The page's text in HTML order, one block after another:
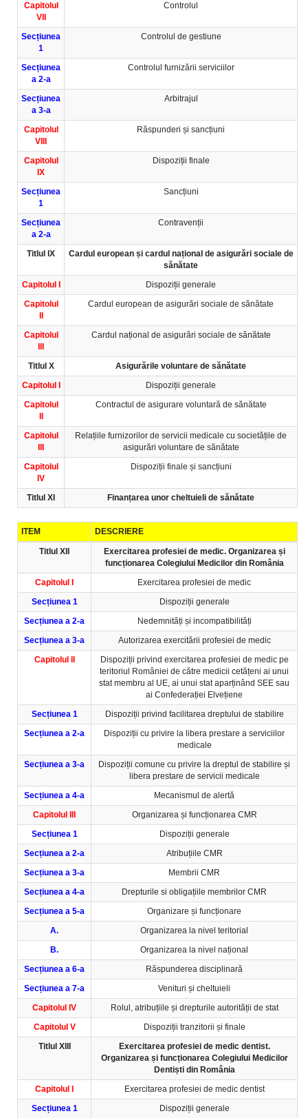
Capitolul
VII
Controlul
Secțiunea
1
Controlul de gestiune
Secțiunea
a 2-a
Controlul furnizării serviciilor
Secțiunea
a 3-a
Arbitrajul
Capitolul
VIII
Răspunderi și sancțiuni
Capitolul
IX
Dispoziții finale
Secțiunea
1
Sancțiuni
Secțiunea
a 2-a
Contravenții
Titlul IX
Cardul european și cardul național de asigurări sociale de
sănătate
Capitolul I
Dispoziții generale
Capitolul
Cardul european de asigurări sociale de sănătate
Capitolul
Cardul național de asigurări sociale de sănătate
Titlul X
Asigurările voluntare de sănătate
Capitolul I
Dispoziții generale
Capitolul
Contractul de asigurare voluntară de sănătate
Capitolul
Relațiile furnizorilor de servicii medicale cu societățile de
asigurări voluntare de sănătate
Capitolul
IV
Dispoziții finale și sancțiuni
Titlul XI Finanțarea unor cheltuieli de sănătate
ITEM DESCRIERE
Titlul XII
Exercitarea profesiei de medic. Organizarea și
funcționarea Colegiului Medicilor din România
Capitolul I
Exercitarea profesiei de medic
Secțiunea 1
Dispoziții generale
Secțiunea a 2-a
Nedemnități și incompatibilități
Secțiunea a 3-a
Autorizarea exercitării profesiei de medic
Capitolul II
Dispoziții privind exercitarea profesiei de medic pe
teritoriul României de către medicii cetățeni ai unui
stat membru al UE, ai unui stat aparținând SEE sau
ai Confederației Elvețiene
Secțiunea 1
Dispoziții privind facilitarea dreptului de stabilire
Secțiunea a 2-a
Dispoziții cu privire la libera prestare a serviciilor
medicale
Secțiunea a 3-a
Dispoziții comune cu privire la dreptul de stabilire și
libera prestare de servicii medicale
Secțiunea a 4-a
Mecanismul de alertă
Capitolul III
Organizarea și funcționarea CMR
Secțiunea 1
Dispoziții generale
Secțiunea a 2-a
Atribuțiile CMR
Secțiunea a 3-a
Membrii CMR
Secțiunea a 4-a
Drepturile si obligațiile membrilor CMR
Secțiunea a 5-a
Organizare și funcționare
A.
Organizarea la nivel teritorial
B.
Organizarea la nivel național
Secțiunea a 6-a
Răspunderea disciplinară
Secțiunea a 7-a
Venituri și cheltuieli
Capitolul IV
Rolul, atribuțiile și drepturile autorității de stat
Capitolul V
Dispoziții tranzitorii și finale
Titlul XIII
Exercitarea profesiei de medic dentist.
Organizarea și funcționarea Colegiului Medicilor
Dentiști din România
Capitolul I
Exercitarea profesiei de medic dentist
Secțiunea 1
Dispoziții generale